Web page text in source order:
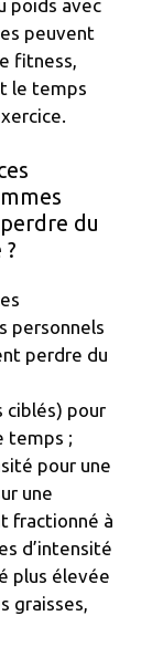
poids avec
peuvent
fitness,
le temps
du
personnels
perdre du
ciblés) pour
temps ;
pour une
une
fractionné à
d’intensité
plus élevée
graisses,